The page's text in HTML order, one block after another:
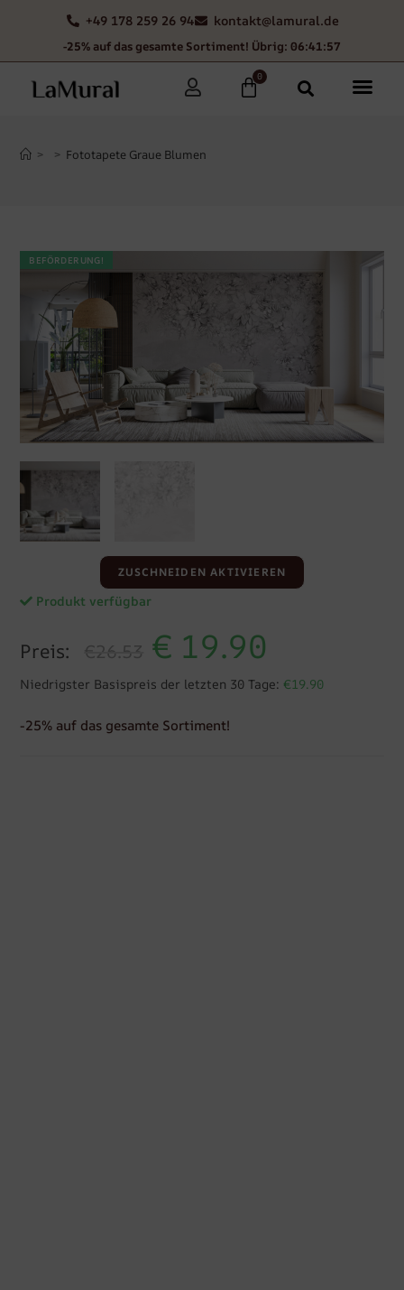
+49 178 259 26 94 kontakt@lamural.de
-25% auf das gesamte Sortiment! Übrig: 06:41:56
0
> > Fototapete Graue Blumen
BEFÖRDERUNG!
ZUSCHNEIDEN AKTIVIEREN
Produkt verfügbar
Preis: €26.53 € 19.90
Niedrigster Basispreis der letzten 30 Tage: €19.90
-25% auf das gesamte Sortiment!